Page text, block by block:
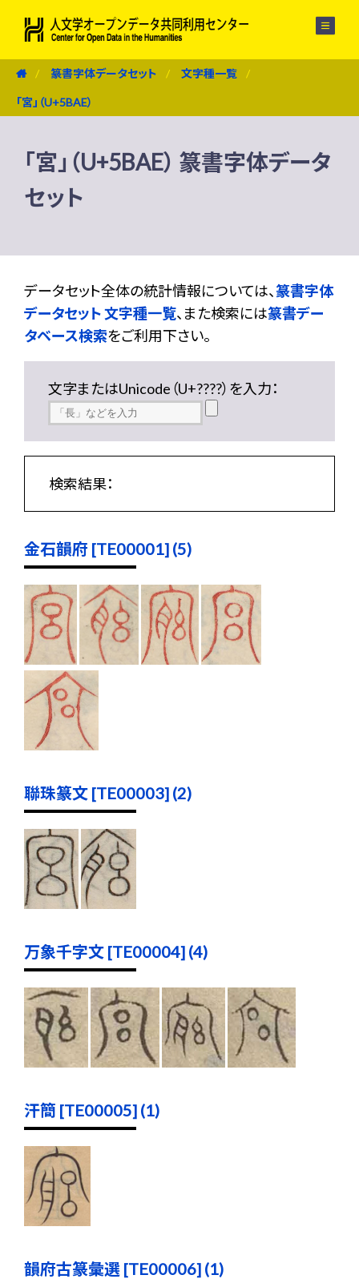
篆書字体データセット 文字種一覧
「宮」（U+5BAE）
「宮」（U+5BAE） 篆書字体データ
セット
データセット全体の統計情報については、篆書字体
データセット 文字種一覧、また検索には篆書デー
タベース検索をご利用下さい。
文字またはUnicode（U+????）を入力：
検索結果：
金石韻府 [TE00001] (5)
聯珠篆文 [TE00003] (2)
万象千字文 [TE00004] (4)
汗簡 [TE00005] (1)
韻府古篆彙選 [TE00006] (1)